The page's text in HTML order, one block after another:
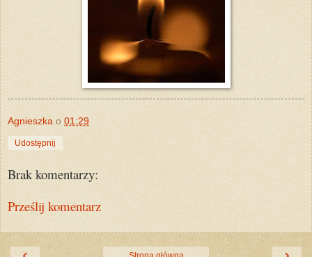
Agnieszka o 01:29
Udostępnij
Brak komentarzy:
Prześlij komentarz